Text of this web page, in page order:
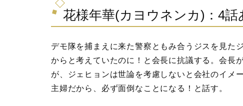
花様年華(カヨウネンカ)：4話
デモ隊を捕まえに来た警察ともみ合うジスを見た
からと考えていたのに！と会長に抗議する。会長
が、ジェヒョンは世論を考慮しないと会社のイメ
主婦だから、必ず面倒なことになる！と話す。